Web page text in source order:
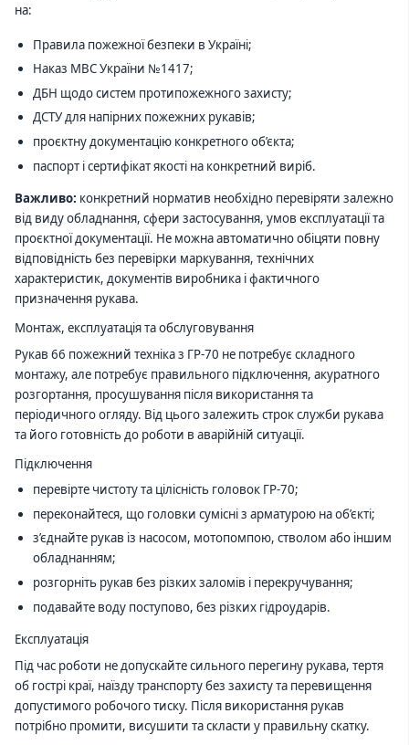
на:
Правила пожежної безпеки в Україні;
Наказ МВС України №1417;
ДБН щодо систем протипожежного захисту;
ДСТУ для напірних пожежних рукавів;
проєктну документацію конкретного об’єкта;
паспорт і сертифікат якості на конкретний виріб.
Важливо: конкретний норматив необхідно перевіряти залежно
від виду обладнання, сфери застосування, умов експлуатації та
проєктної документації. Не можна автоматично обіцяти повну
відповідність без перевірки маркування, технічних
характеристик, документів виробника і фактичного
призначення рукава.
Монтаж, експлуатація та обслуговування
Рукав 66 пожежний техніка з ГР-70 не потребує складного
монтажу, але потребує правильного підключення, акуратного
розгортання, просушування після використання та
періодичного огляду. Від цього залежить строк служби рукава
та його готовність до роботи в аварійній ситуації.
Підключення
перевірте чистоту та цілісність головок ГР-70;
переконайтеся, що головки сумісні з арматурою на об’єкті;
з’єднайте рукав із насосом, мотопомпою, стволом або іншим
обладнанням;
розгорніть рукав без різких заломів і перекручування;
подавайте воду поступово, без різких гідроударів.
Експлуатація
Під час роботи не допускайте сильного перегину рукава, тертя
об гострі краї, наїзду транспорту без захисту та перевищення
допустимого робочого тиску. Після використання рукав
потрібно промити, висушити та скласти у правильну скатку.